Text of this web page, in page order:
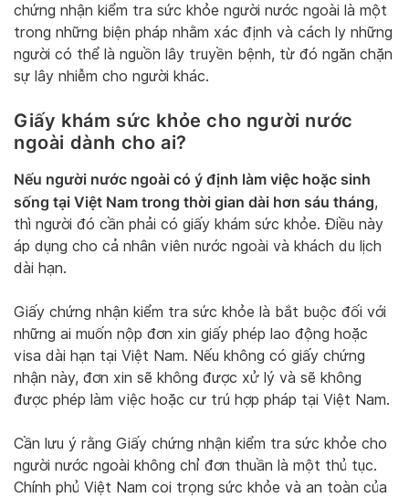
chứng nhận kiểm tra sức khỏe người nước ngoài là một
trong những biện pháp nhằm xác định và cách ly những
người có thể là nguồn lây truyền bệnh, từ đó ngăn chặn
sự lây nhiễm cho người khác.
Giấy khám sức khỏe cho người nước
ngoài dành cho ai?
Nếu người nước ngoài có ý định làm việc hoặc sinh
sống tại Việt Nam trong thời gian dài hơn sáu tháng,
thì người đó cần phải có giấy khám sức khỏe. Điều này
áp dụng cho cả nhân viên nước ngoài và khách du lịch
dài hạn.
Giấy chứng nhận kiểm tra sức khỏe là bắt buộc đối với
những ai muốn nộp đơn xin giấy phép lao động hoặc
visa dài hạn tại Việt Nam. Nếu không có giấy chứng
nhận này, đơn xin sẽ không được xử lý và sẽ không
được phép làm việc hoặc cư trú hợp pháp tại Việt Nam.
Cần lưu ý rằng Giấy chứng nhận kiểm tra sức khỏe cho
người nước ngoài không chỉ đơn thuần là một thủ tục.
Chính phủ Việt Nam coi trọng sức khỏe và an toàn của